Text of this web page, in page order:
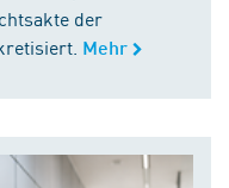
der
Mehr